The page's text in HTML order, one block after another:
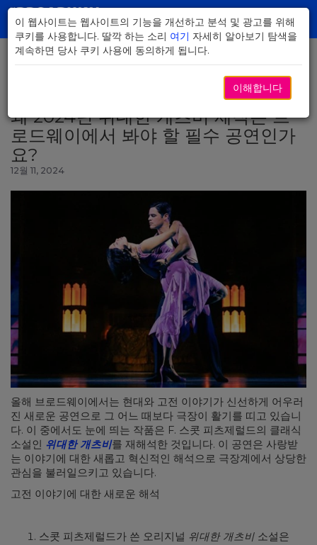
Skip
Main
Content
왜 2024년 위대한 개츠비 제작은 브
로드웨이에서 봐야 할 필수 공연인가
요?
12월 11, 2024
올해 브로드웨이에서는 현대와 고전 이야기가 신선하게 어우러
진 새로운 공연으로 그 어느 때보다 극장이 활기를 띠고 있습니
다. 이 중에서도 눈에 띄는 작품은 F. 스콧 피츠제럴드의 클래식
소설인 위대한 개츠비를 재해석한 것입니다. 이 공연은 사랑받
는 이야기에 대한 새롭고 혁신적인 해석으로 극장계에서 상당한
관심을 불러일으키고 있습니다.
고전 이야기에 대한 새로운 해석
스콧 피츠제럴드가 쓴 오리지널 위대한 개츠비 소설은
이 웹사이트는 웹사이트의 기능을 개선하고 분석 및 광고를 위해
쿠키를 사용합니다. 딸깍 하는 소리 여기 자세히 알아보기 탐색을
계속하면 당사 쿠키 사용에 동의하게 됩니다.
이해합니다